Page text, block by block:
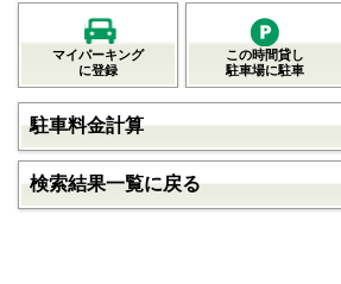
マイパーキング
に登録
この時間貸し
駐車場に駐車
駐車料金計算
検索結果一覧に戻る